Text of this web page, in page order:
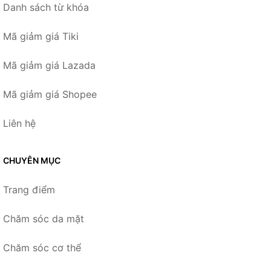
Danh sách từ khóa
Mã giảm giá Tiki
Mã giảm giá Lazada
Mã giảm giá Shopee
Liên hệ
CHUYÊN MỤC
Trang điểm
Chăm sóc da mặt
Chăm sóc cơ thể